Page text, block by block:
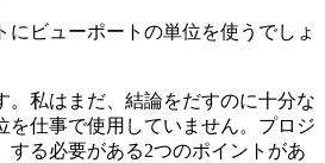
にビューポートの単位を使うでしょ
。私はまだ、結論をだすのに十分な
を仕事で使用していません。プロジ
する必要がある2つのポイントがあ